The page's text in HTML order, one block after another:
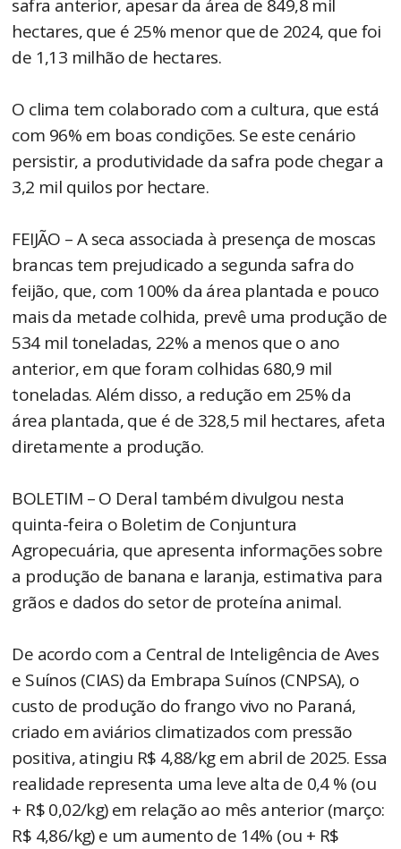
safra anterior, apesar da área de 849,8 mil
hectares, que é 25% menor que de 2024, que foi
de 1,13 milhão de hectares.
O clima tem colaborado com a cultura, que está
com 96% em boas condições. Se este cenário
persistir, a produtividade da safra pode chegar a
3,2 mil quilos por hectare.
FEIJÃO – A seca associada à presença de moscas
brancas tem prejudicado a segunda safra do
feijão, que, com 100% da área plantada e pouco
mais da metade colhida, prevê uma produção de
534 mil toneladas, 22% a menos que o ano
anterior, em que foram colhidas 680,9 mil
toneladas. Além disso, a redução em 25% da
área plantada, que é de 328,5 mil hectares, afeta
diretamente a produção.
BOLETIM – O Deral também divulgou nesta
quinta-feira o Boletim de Conjuntura
Agropecuária, que apresenta informações sobre
a produção de banana e laranja, estimativa para
grãos e dados do setor de proteína animal.
De acordo com a Central de Inteligência de Aves
e Suínos (CIAS) da Embrapa Suínos (CNPSA), o
custo de produção do frango vivo no Paraná,
criado em aviários climatizados com pressão
positiva, atingiu R$ 4,88/kg em abril de 2025. Essa
realidade representa uma leve alta de 0,4 % (ou
+ R$ 0,02/kg) em relação ao mês anterior (março:
R$ 4,86/kg) e um aumento de 14% (ou + R$